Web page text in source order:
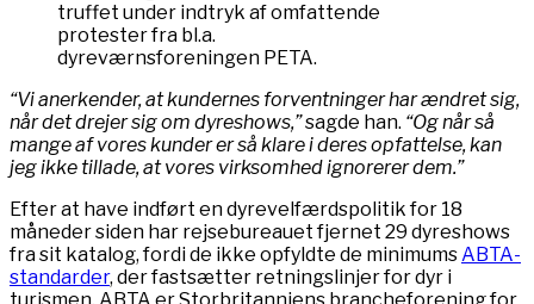
truffet under indtryk af omfattende
protester fra bl.a.
dyreværnsforeningen PETA.
“Vi anerkender, at kundernes forventninger har ændret sig,
når det drejer sig om dyreshows,”sagde han. “Og når så
mange af vores kunder er så klare i deres opfattelse, kan
jeg ikke tillade, at vores virksomhed ignorerer dem.”
Efter at have indført en dyrevelfærdspolitik for 18
måneder siden har rejsebureauet fjernet 29 dyreshows
fra sit katalog, fordi de ikke opfyldte de minimumsABTA-
standarder, der fastsætter retningslinjer for dyr i